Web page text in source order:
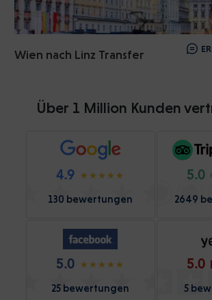
Wien nach Linz Transfer
Über 1 Million Kunden
4.9
130 bewertungen
5.0
2649
5.0
25 bewertungen
5.0
5